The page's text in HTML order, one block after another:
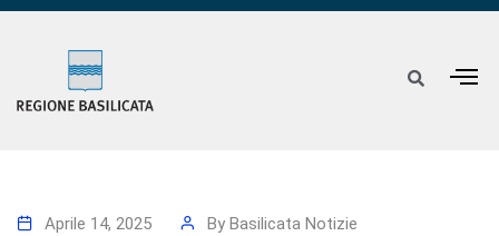
Aprile 14, 2025 By Basilicata Notizie